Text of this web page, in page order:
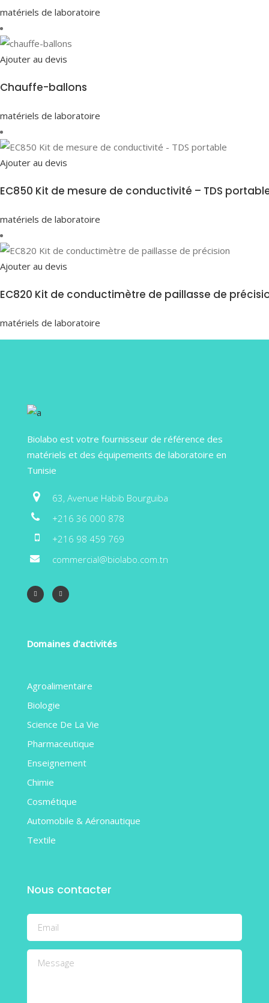
matériels de laboratoire
Ajouter au devis
Chauffe-ballons
matériels de laboratoire
Ajouter au devis
EC850 Kit de mesure de conductivité – TDS
matériels de laboratoire
Ajouter au devis
EC820 Kit de conductimètre de paillasse de
matériels de laboratoire
Biolabo est votre fournisseur de référence des
matériels et des équipements de laboratoire en
Tunisie
63, Avenue Habib Bourguiba
+216 36 000 878
+216 98 459 769
commercial@biolabo.com.tn
Domaines d'activités
Agroalimentaire
Biologie
Science De La Vie
Pharmaceutique
Enseignement
Chimie
Cosmétique
Automobile & Aéronautique
Textile
Nous contacter